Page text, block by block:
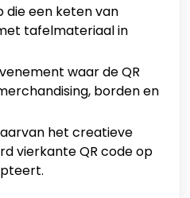
die een keten van
tafelmateriaal in
waar de QR
borden en
het creatieve
vierkante QR code op